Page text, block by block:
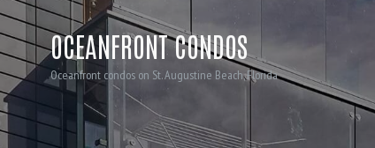
OCEANFRONT CONDOS
Oceanfront condos on St. Augustine Beach, Florida